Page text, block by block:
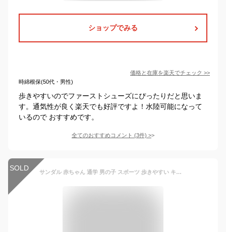
ショップでみる
価格と在庫を楽天でチェック >>
時綿根保(50代・男性)
歩きやすいのでファーストシューズにぴったりだと思いま
す。通気性が良く楽天でも好評ですよ！水陸可能になって
いるので おすすめです。
全てのおすすめコメント (3件) >
SOLD サンダル 赤ちゃん 通学 男の子 スポーツ 歩きやすい キッズ ベビー 通気 メッシュ 軽い スポーツサンダル 痛くない カジュアル 通園 ベビーシューズ アウトドア 水遊び 通学 履きやすい 疲れない 滑り止め 女の子 おしゃれ ストラップ 子供靴 かわいい 通園 夏